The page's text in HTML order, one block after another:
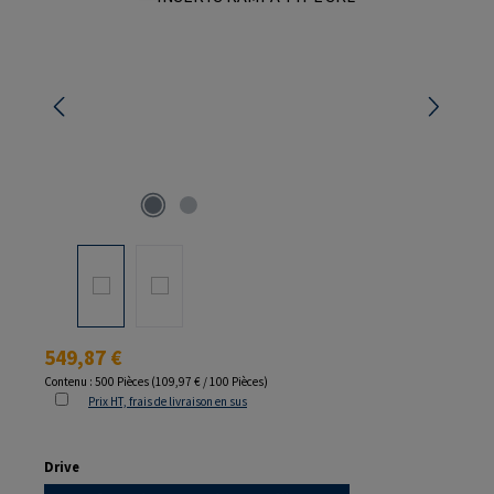
Prix régulier :
549,87 €
Contenu : 500 Pièces (109,97 € / 100 Pièces)
Prix HT, frais de livraison en sus
Sélectionnez
Drive